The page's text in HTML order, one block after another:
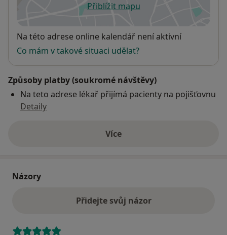
Přiblížit mapuse otevře v nové záložce
Dostupnost
Na této adrese online kalendář není aktivní
Co mám v takové situaci udělat?
Způsoby platby (soukromé návštěvy)
Na teto adrese lékař přijímá pacienty na pojišťovnu
Detaily
Víceo adrese
Názory
Přidejte svůj názor